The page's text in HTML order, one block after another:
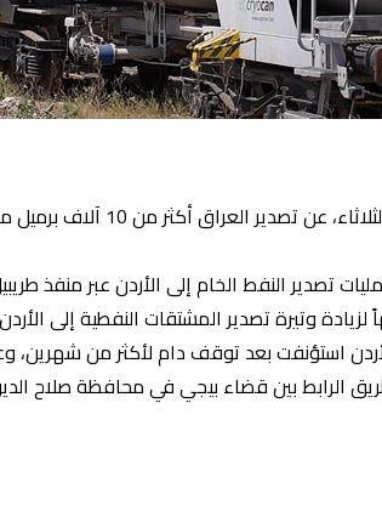
كشف مصدر رفيع في حكومة
استؤنفت بعد توقف دام لأكثر من شهرين،
الرابط بين قضاء بيجي في محافظة صلاح